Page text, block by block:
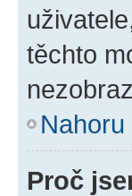
těchto
Nahoru
Proč